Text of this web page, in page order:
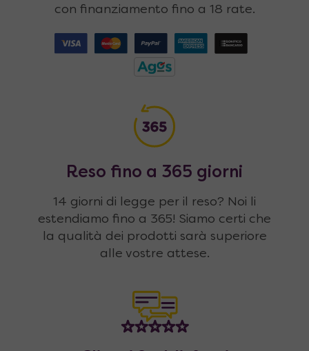
con finanziamento fino a 18 rate.
Reso fino a 365 giorni
14 giorni di legge per il reso? Noi li
estendiamo fino a 365! Siamo certi che
la qualità dei prodotti sarà superiore
alle vostre attese.